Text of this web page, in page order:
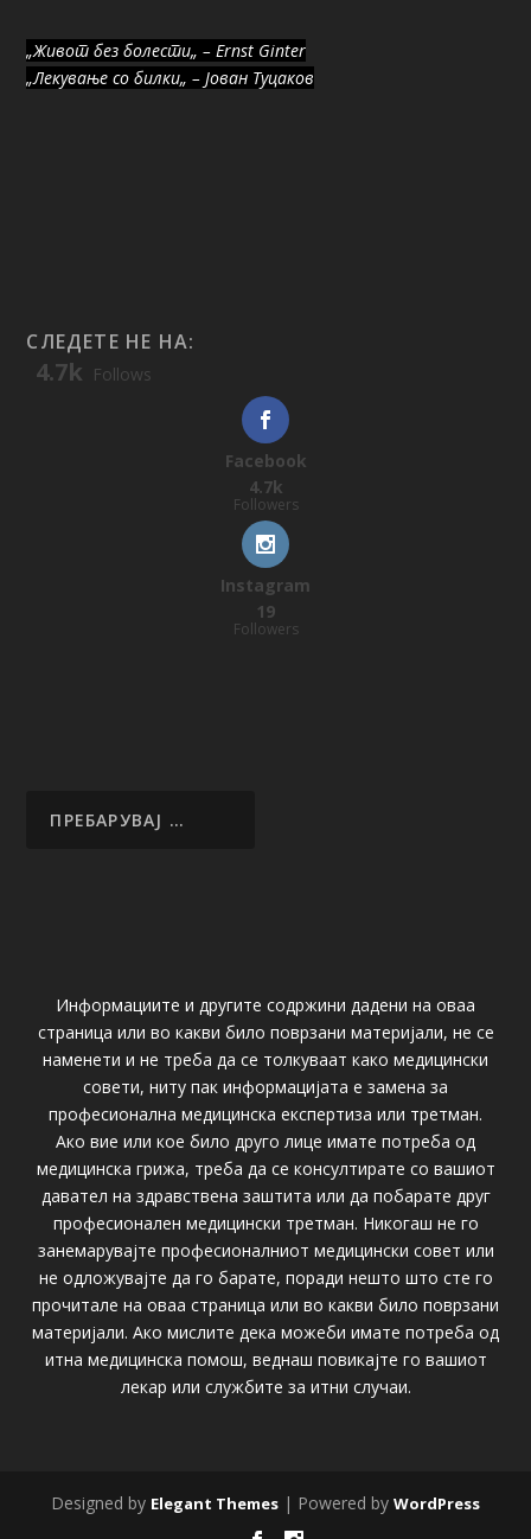
„Живот без болести„ – Ernst Ginter
„Лекување со билки„ – Јован Туцаков
СЛЕДЕТЕ НЕ НА:
4.7k Follows
Facebook
4.7k
Followers
Instagram
19
Followers
Информациите и другите содржини дадени на оваа
страница или во какви било поврзани материјали, не се
наменети и не треба да се толкуваат како медицински
совети, ниту пак информацијата е замена за
професионална медицинска експертиза или третман.
Ако вие или кое било друго лице имате потреба од
медицинска грижа, треба да се консултирате со вашиот
давател на здравствена заштита или да побарате друг
професионален медицински третман. Никогаш не го
занемарувајте професионалниот медицински совет или
не одложувајте да го барате, поради нешто што сте го
прочитале на оваа страница или во какви било поврзани
материјали. Ако мислите дека можеби имате потреба од
итна медицинска помош, веднаш повикајте го вашиот
лекар или службите за итни случаи.
Designed by Elegant Themes | Powered by WordPress